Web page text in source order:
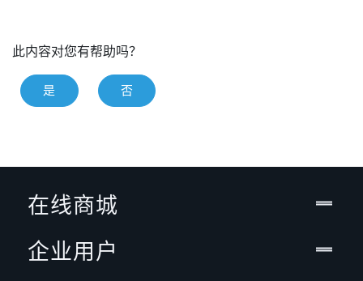
此内容对您有帮助吗？
是 否
在线商城
企业用户